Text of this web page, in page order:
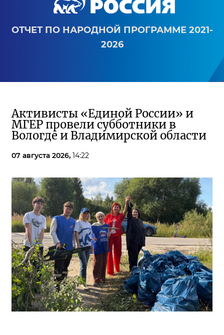
ОТЧЕТ ПО НАРОДНОЙ ПРОГРАММЕ 2021-
2026
Активисты «Единой России» и
МГЕР провели субботники в
Вологде и Владимирской области
07 августа 2026, 14:22